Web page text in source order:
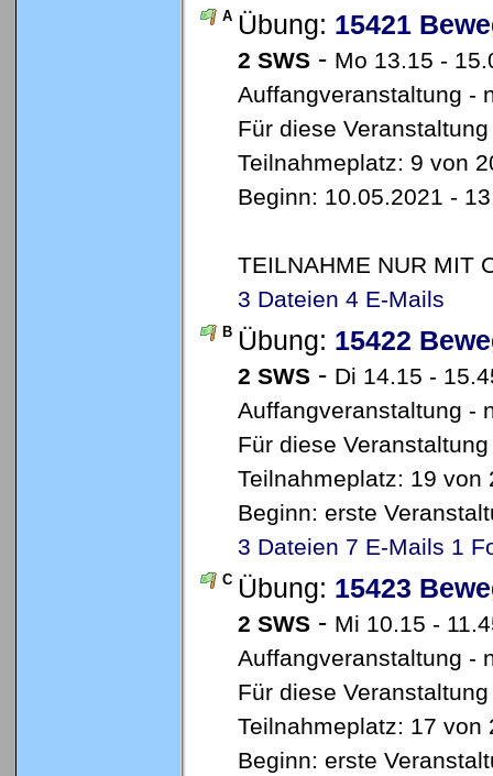
A Übung: 15421
2 SWS - Mo 13.15 -
Auffangveranstaltung -
Für diese
Teilnahmeplatz: 9 von
Beginn: 10.05.2021 -
TEILNAHME NUR MIT
3 Dateien 4 E-Mails
B Übung: 15422
2 SWS - Di 14.15 -
Auffangveranstaltung -
Für diese
Teilnahmeplatz: 19 von
Beginn: erste
3 Dateien 7 E-Mails 1
C Übung: 15423
2 SWS - Mi 10.15 -
Auffangveranstaltung -
Für diese
Teilnahmeplatz: 17 von
Beginn: erste